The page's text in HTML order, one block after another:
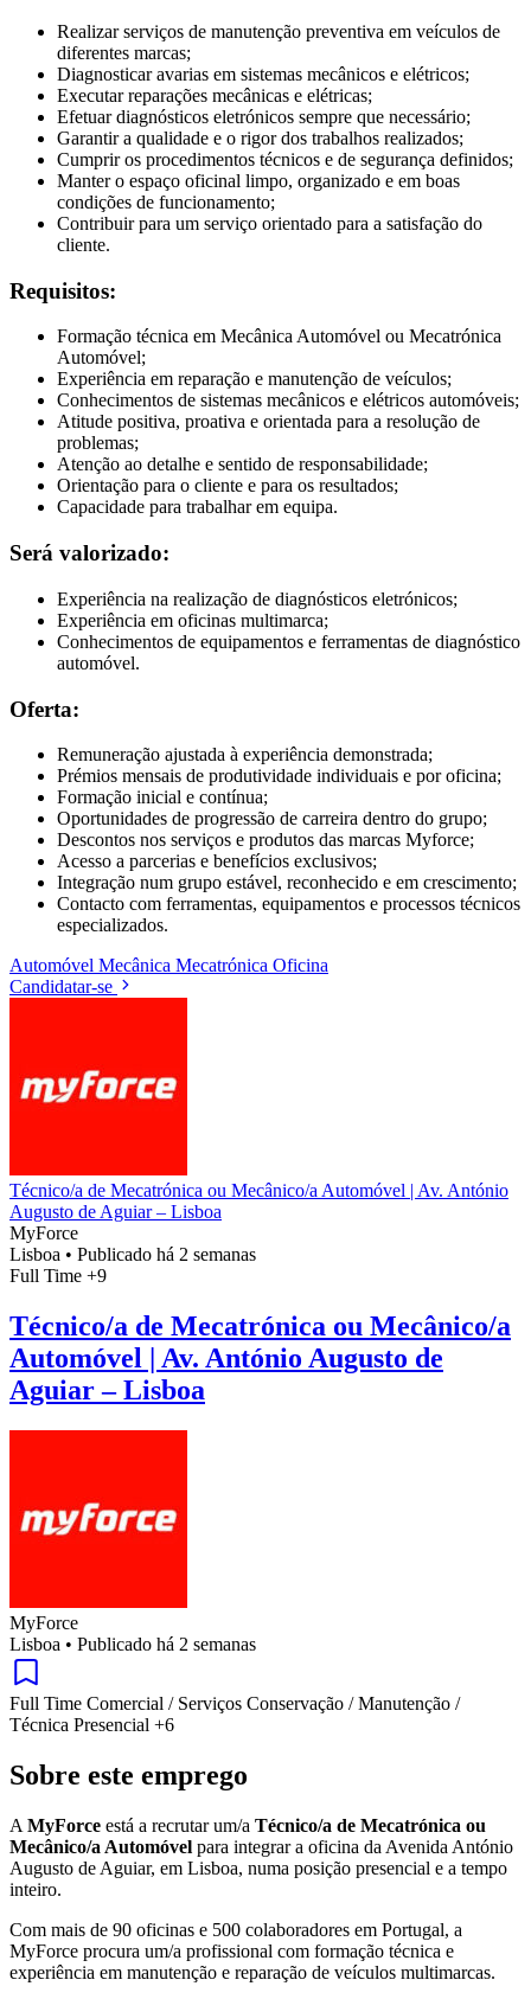
Realizar serviços de manutenção preventiva em veículos de
diferentes marcas;
Diagnosticar avarias em sistemas mecânicos e elétricos;
Executar reparações mecânicas e elétricas;
Efetuar diagnósticos eletrónicos sempre que necessário;
Garantir a qualidade e o rigor dos trabalhos realizados;
Cumprir os procedimentos técnicos e de segurança definidos;
Manter o espaço oficinal limpo, organizado e em boas
condições de funcionamento;
Contribuir para um serviço orientado para a satisfação do
cliente.
Requisitos:
Formação técnica em Mecânica Automóvel ou Mecatrónica
Automóvel;
Experiência em reparação e manutenção de veículos;
Conhecimentos de sistemas mecânicos e elétricos automóveis;
Atitude positiva, proativa e orientada para a resolução de
problemas;
Atenção ao detalhe e sentido de responsabilidade;
Orientação para o cliente e para os resultados;
Capacidade para trabalhar em equipa.
Será valorizado:
Experiência na realização de diagnósticos eletrónicos;
Experiência em oficinas multimarca;
Conhecimentos de equipamentos e ferramentas de diagnóstico
automóvel.
Oferta:
Remuneração ajustada à experiência demonstrada;
Prémios mensais de produtividade individuais e por oficina;
Formação inicial e contínua;
Oportunidades de progressão de carreira dentro do grupo;
Descontos nos serviços e produtos das marcas Myforce;
Acesso a parcerias e benefícios exclusivos;
Integração num grupo estável, reconhecido e em crescimento;
Contacto com ferramentas, equipamentos e processos técnicos
especializados.
Automóvel Mecânica Mecatrónica Oficina
Candidatar-se
Técnico/a de Mecatrónica ou Mecânico/a Automóvel | Av. António
Augusto de Aguiar – Lisboa
MyForce
Lisboa • Publicado há 2 semanas
Full Time +9
Técnico/a de Mecatrónica ou Mecânico/a
Automóvel | Av. António Augusto de
Aguiar – Lisboa
MyForce
Lisboa • Publicado há 2 semanas
Full Time Comercial / Serviços Conservação / Manutenção /
Técnica Presencial +6
Sobre este emprego
A MyForce está a recrutar um/a Técnico/a de Mecatrónica ou
Mecânico/a Automóvel para integrar a oficina da Avenida António
Augusto de Aguiar, em Lisboa, numa posição presencial e a tempo
inteiro.
Com mais de 90 oficinas e 500 colaboradores em Portugal, a
MyForce procura um/a profissional com formação técnica e
experiência em manutenção e reparação de veículos multimarcas.